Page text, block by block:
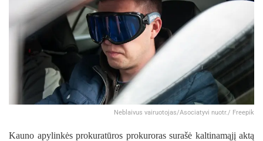
Neblaivus vairuotojas/Asociatyvi nuotr./ Freepik
Kauno apylinkės prokuratūros prokuroras surašė kaltinamąjį aktą